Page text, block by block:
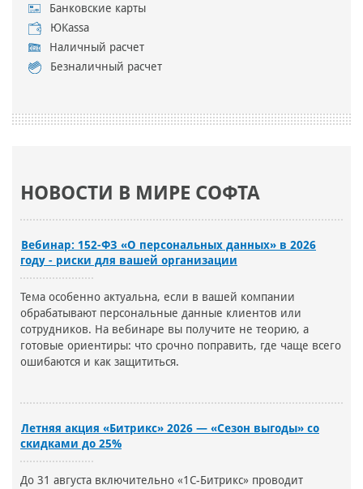
Банковские карты
ЮKassa
Наличный расчет
Безналичный расчет
НОВОСТИ В МИРЕ СОФТА
Вебинар: 152-ФЗ «О персональных данных» в 2026
году - риски для вашей организации
Тема особенно актуальна, если в вашей компании
обрабатывают персональные данные клиентов или
сотрудников. На вебинаре вы получите не теорию, а
готовые ориентиры: что срочно поправить, где чаще всего
ошибаются и как защититься.
Летняя акция «Битрикс» 2026 — «Сезон выгоды» со
скидками до 25%
До 31 августа включительно «1С-Битрикс» проводит